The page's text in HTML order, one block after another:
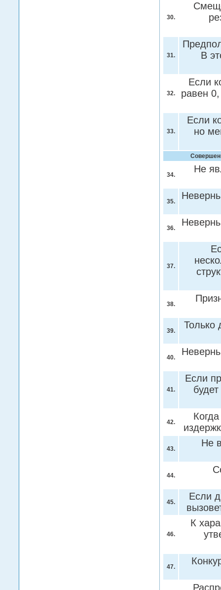
30.
31.
В
32.
Если
равен
33.
Если
но
34.
Не
35.
36.
37.
38.
39.
Только
40.
41.
Если
42.
43.
Не
44.
45.
Если
46.
К
47.